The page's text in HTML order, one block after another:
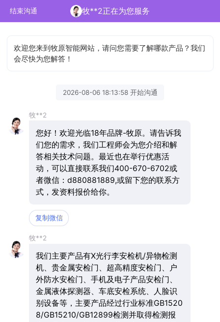
结束沟通 牧**2正在为您服务
欢迎您来到牧原智能网站，请问您需要了解哪款产品？我们
会尽快为您解答！
2026-08-06 18:13:58 开始沟通
牧**2
您好！欢迎光临18年品牌-牧原。请告诉我
们您的需求，我们工程师会为您介绍和解
答相关技术问题。最近也在举行优惠活
动，可以直接联系我们400-670-6702或
者微信：d880881889,或留下您的联系方
式，发资料报价给你。
复制微信
牧**2
我们主要产品有X光行李安检机/异物检测
机、贵金属安检门、超高精度安检门、户
外防水安检门、手机及电子产品安检门、
金属液体探测器、车底安检系统、人脸识
别设备等，主要产品经过行业标准GB1520
8/GB15210/GB12899检测并取得检测报